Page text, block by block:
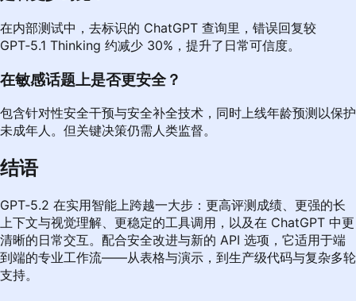
在内部测试中，去标识的 ChatGPT 查询里，错误回复较
GPT‑5.1 Thinking 约减少 30%，提升了日常可信度。
在敏感话题上是否更安全？
包含针对性安全干预与安全补全技术，同时上线年龄预测以保护
未成年人。但关键决策仍需人类监督。
结语
GPT‑5.2 在实用智能上跨越一大步：更高评测成绩、更强的长
上下文与视觉理解、更稳定的工具调用，以及在 ChatGPT 中更
清晰的日常交互。配合安全改进与新的 API 选项，它适用于端
到端的专业工作流——从表格与演示，到生产级代码与复杂多轮
支持。